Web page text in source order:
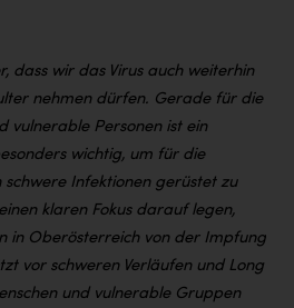
dass wir das Virus auch weiterhin
nehmen dürfen. Gerade für die
vulnerable Personen ist ein
wichtig, um für die
Infektionen gerüstet zu
klaren Fokus darauf legen,
in Oberösterreich von der Impfung
vor schweren Verläufen und Long
und vulnerable Gruppen